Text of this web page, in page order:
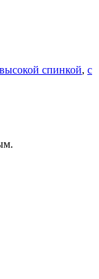
спинкой, с